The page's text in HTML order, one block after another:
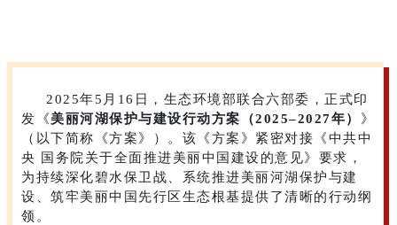
2025年5月16日，生态环境部联合六部委，正式印
发《美丽河湖保护与建设行动方案（2025–2027年） 》
（以下简称《方案》）。该《方案》紧密对接《中共中
央 国务院关于全面推进美丽中国建设的意见》要求，
为持续深化碧水保卫战、系统推进美丽河湖保护与建
设、筑牢美丽中国先行区生态根基提供了清晰的行动纲
领。